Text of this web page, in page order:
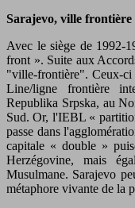
Sarajevo, ville frontière
Avec le siège de 1992-
front ». Suite aux
"ville-frontière". Ceux-
Line/ligne frontière
Republika Srpska, au
Sud. Or, l'IEBL «
passe dans
capitale « double »
Herzégovine, mais
Musulmane. Sarajevo
métaphore vivante de la